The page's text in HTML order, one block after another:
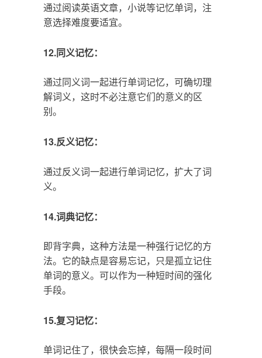
通过阅读英语文章，小说等记忆单词，注
意选择难度要适宜。
12.同义记忆：
通过同义词一起进行单词记忆，可确切理
解词义，这时不必注意它们的意义的区
别。
13.反义记忆：
通过反义词一起进行单词记忆，扩大了词
义。
14.词典记忆：
即背字典，这种方法是一种强行记忆的方
法。它的缺点是容易忘记，只是孤立记住
单词的意义。可以作为一种短时间的强化
手段。
15.复习记忆：
单词记住了，很快会忘掉，每隔一段时间